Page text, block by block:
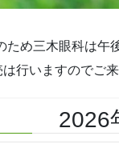
め三木眼科は午
行いますのでご
2026